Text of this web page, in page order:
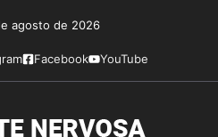
agosto de 2026
Facebook YouTube